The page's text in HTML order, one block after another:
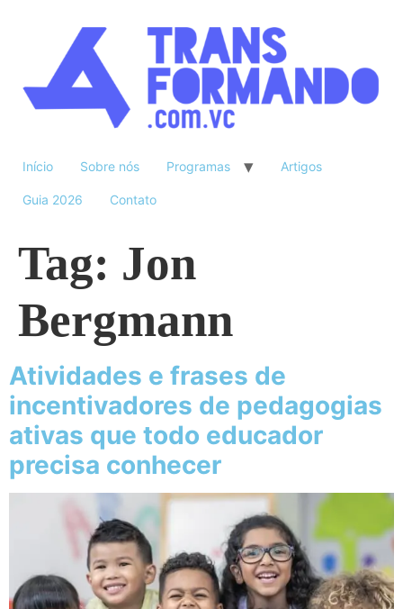
Início Sobre nós Programas Artigos
Guia 2026 Contato
Tag: Jon
Bergmann
Atividades e frases de
incentivadores de pedagogias
ativas que todo educador
precisa conhecer